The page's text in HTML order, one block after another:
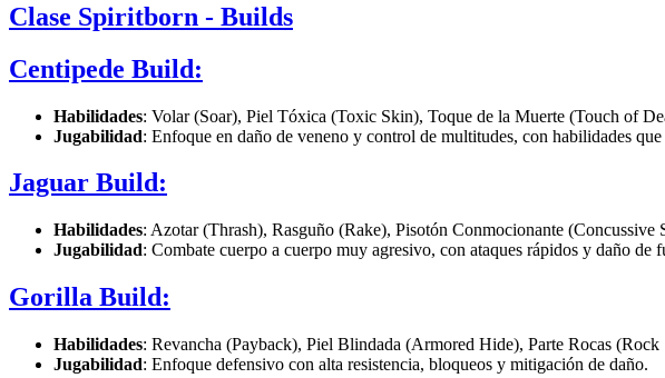
Clase Spiritborn - Builds
Centipede Build:
Habilidades: Volar (Soar), Piel Tóxica (Toxic Skin), Toque de la Muerte (Touch of
Jugabilidad: Enfoque en daño de veneno y control de multitudes, con habilidades
Jaguar Build:
Habilidades: Azotar (Thrash), Rasguño (Rake), Pisotón Conmocionante
Jugabilidad: Combate cuerpo a cuerpo muy agresivo, con ataques rápidos y daño de
Gorilla Build:
Habilidades: Revancha (Payback), Piel Blindada (Armored Hide), Parte Rocas
Jugabilidad: Enfoque defensivo con alta resistencia, bloqueos y mitigación de daño.